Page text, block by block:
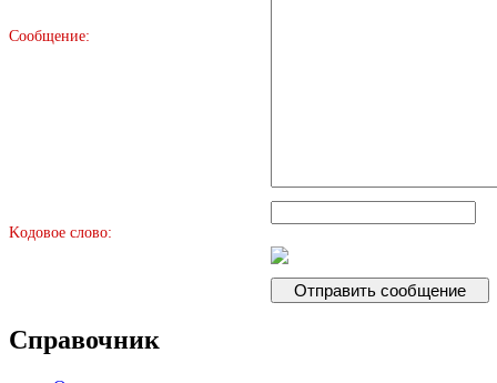
Сообщение:
Kодовое слово:
Справочник